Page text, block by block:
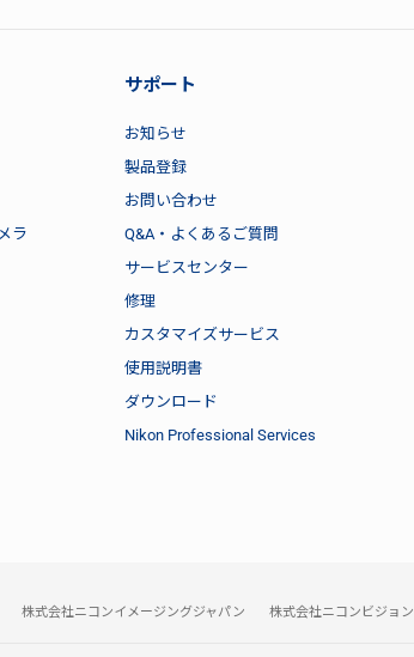
ラ
サポート
お知らせ
製品登録
お問い合わせ
Q&A・よくあるご質問
サービスセンター
修理
カスタマイズサービス
使用説明書
ダウンロード
Nikon Professional Services
株式会社ニコンイメージングジャパン 株式会社ニコンビジョン